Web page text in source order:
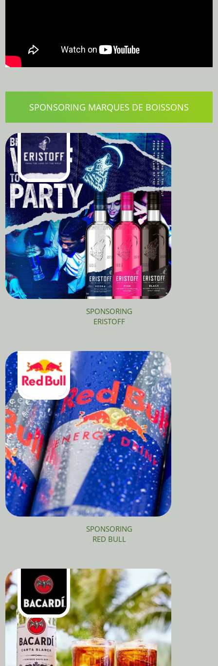
SPONSORING MARQUES DE BOISSONS
SPONSORING
ERISTOFF
SPONSORING
RED BULL